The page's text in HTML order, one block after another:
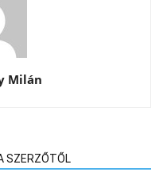
Milán
SZERZŐTŐL